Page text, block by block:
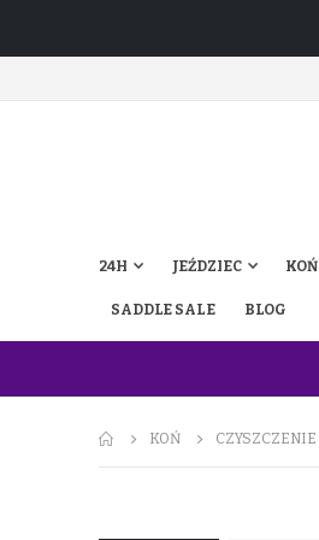
24H JEŹDZIEC KOŃ
SADDLE SALE BLOG
KOŃ CZYSZCZENIE